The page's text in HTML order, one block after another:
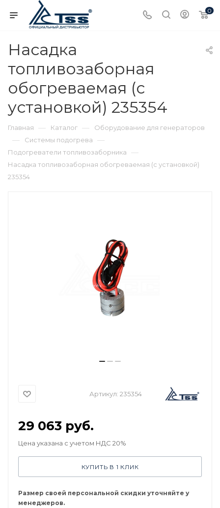
0
Насадка
топливозаборная
обогреваемая (с
установкой) 235354
Главная — Каталог — Оборудование для генераторов
— Системы подогрева —
Подогреватели топливозаборника —
Насадка топливозаборная обогреваемая (с установкой)
235354
Артикул: 235354
29 063 руб.
Цена указана с учетом НДС 20%
КУПИТЬ В 1 КЛИК
Размер своей персональной скидки уточняйте у
менеджеров.